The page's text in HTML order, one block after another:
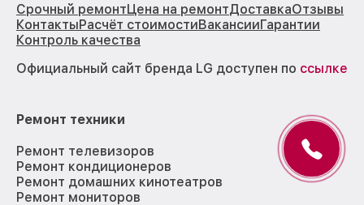
Срочный ремонтЦена на ремонтДоставкаОтзывы
КонтактыРасчёт стоимостиВакансииГарантии
Контроль качества
Официальный сайт бренда LG доступен по ссылке
Ремонт техники
Ремонт телевизоров
Ремонт кондиционеров
Ремонт домашних кинотеатров
Ремонт мониторов